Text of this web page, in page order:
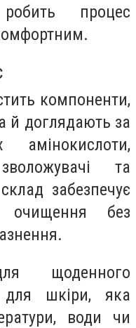
процес
компоненти,
доглядають за
та
забезпечує
очищення без
щоденного
для шкіри, яка
води чи